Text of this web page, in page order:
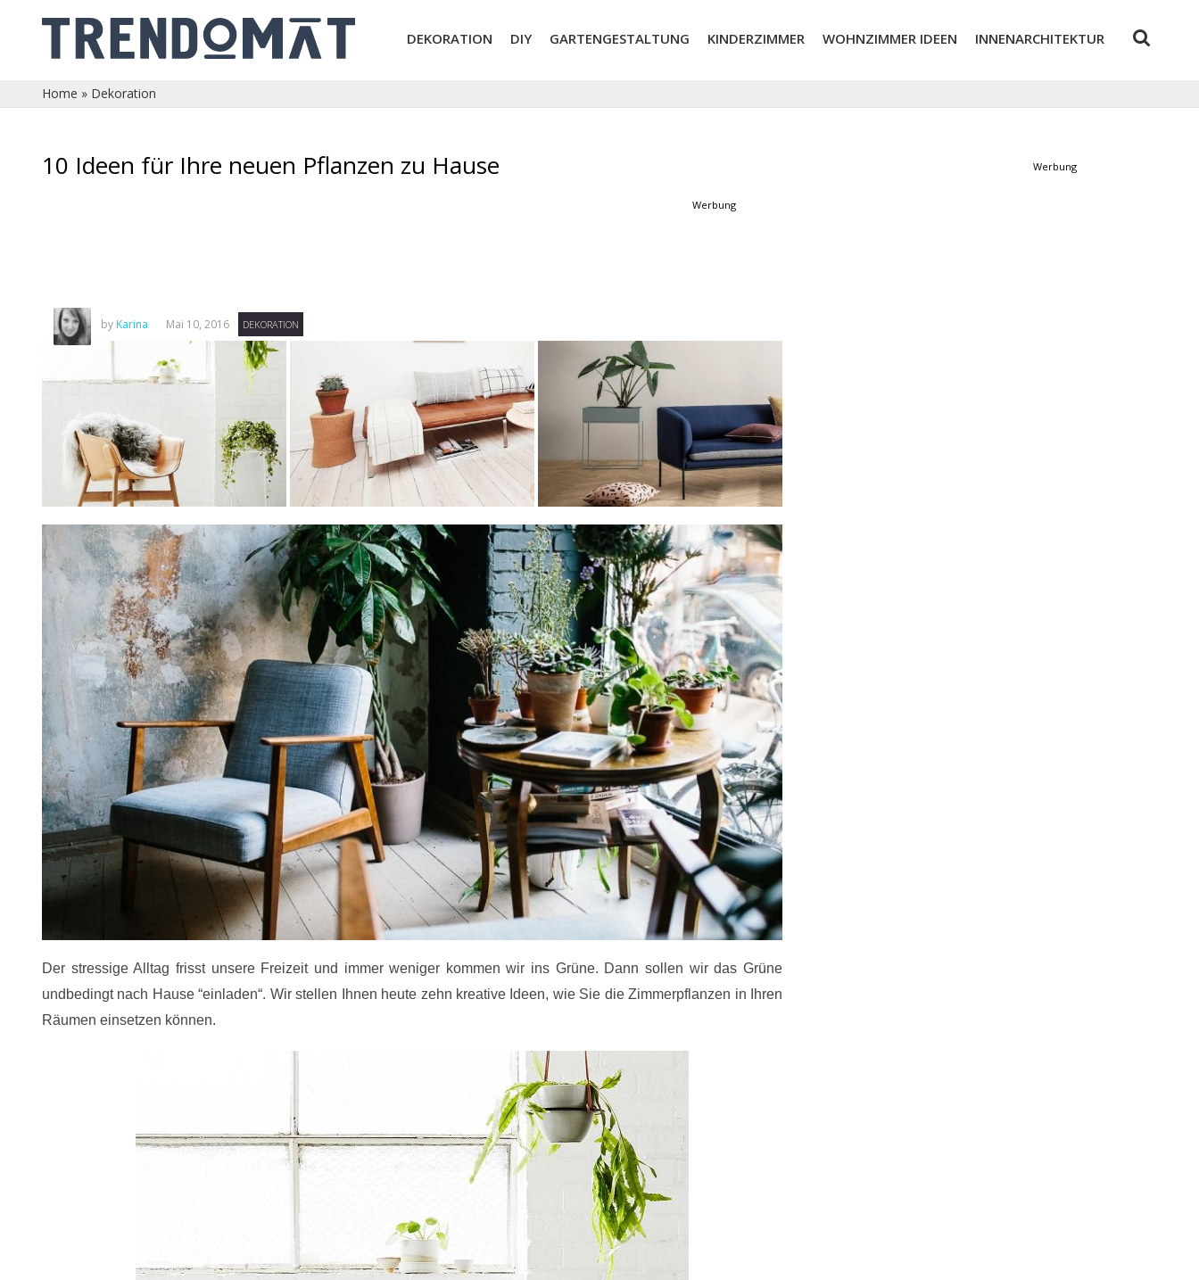
DEKORATION DIY GARTENGESTALTUNG KINDERZIMMER WOHNZIMMER IDEEN INNENARCHITEKTUR
Home » Dekoration
10 Ideen für Ihre neuen Pflanzen zu Hause
Werbung
by Karina Mai 10, 2016 DEKORATION
Der stressige Alltag frisst unsere Freizeit und immer weniger kommen wir ins Grüne. Dann sollen wir das Grüne
undbedingt nach Hause “einladen“. Wir stellen Ihnen heute zehn kreative Ideen, wie Sie die Zimmerpflanzen in Ihren
Räumen einsetzen können.
Werbung